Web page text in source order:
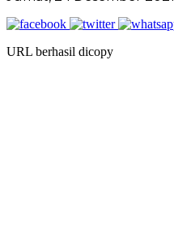
URL berhasil dicopy